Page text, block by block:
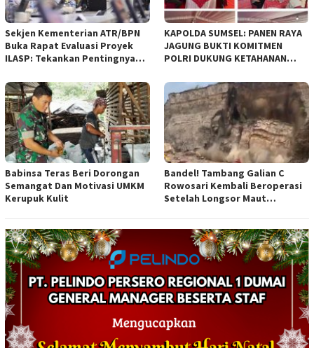
Sekjen Kementerian ATR/BPN
Buka Rapat Evaluasi Proyek
ILASP: Tekankan Pentingnya
Anggaran
KAPOLDA SUMSEL: PANEN RAYA
JAGUNG BUKTI KOMITMEN
POLRI DUKUNG KETAHANAN
Babinsa Teras Beri Dorongan
Semangat Dan Motivasi UMKM
Kerupuk Kulit
Bandel! Tambang Galian C
Rowosari Kembali Beroperasi
Setelah Longsor Maut